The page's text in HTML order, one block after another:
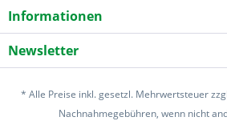
Informationen
Newsletter
* Alle Preise inkl. gesetzl. Mehrwertsteuer
Nachnahmegebühren, wenn nicht